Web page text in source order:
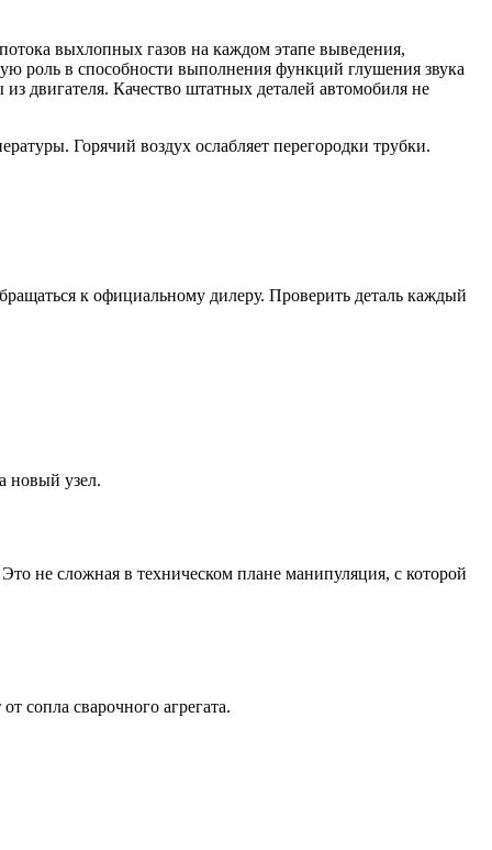
выхлопных газов на каждом этапе выведения,
роль в способности выполнения функций глушения звука
двигателя. Качество штатных деталей автомобиля не
Горячий воздух ослабляет перегородки трубки.
к официальному дилеру. Проверить деталь каждый
новый узел.
не сложная в техническом плане манипуляция, с которой
сопла сварочного агрегата.